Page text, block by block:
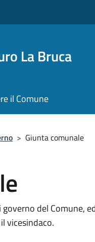
La Bruca
il Comune
> Giunta comunale
del Comune,
vicesindaco.